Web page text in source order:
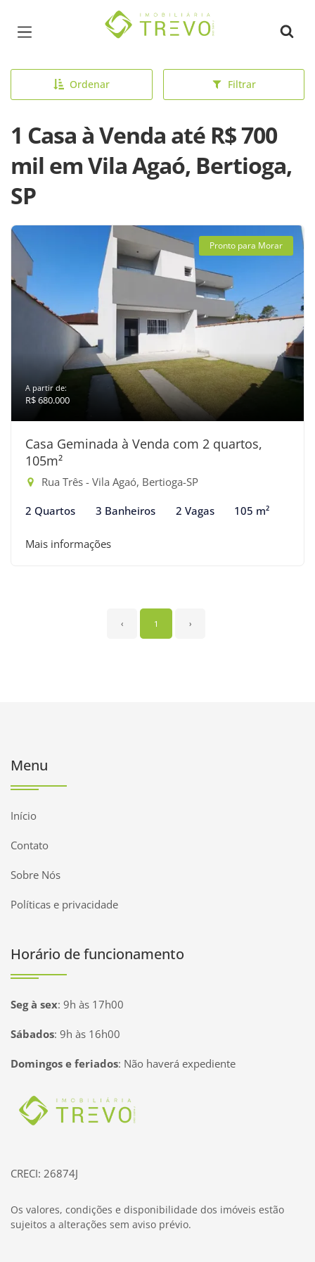
Página inicial
Ordenar Filtrar
1 Casa à Venda até R$ 700
mil em Vila Agaó, Bertioga,
SP
Pronto para Morar
A partir de:
R$ 680.000
Casa Geminada à Venda com 2 quartos,
105m²
Rua Três - Vila Agaó, Bertioga-SP
2 Quartos 3 Banheiros 2 Vagas 105 m²
Mais informações
‹ 1 ›
Menu
Início
Contato
Sobre Nós
Políticas e privacidade
Horário de funcionamento
Seg à sex: 9h às 17h00
Sábados: 9h às 16h00
Domingos e feriados: Não haverá expediente
Página inicial
CRECI: 26874J
Os valores, condições e disponibilidade dos imóveis estão
sujeitos a alterações sem aviso prévio.